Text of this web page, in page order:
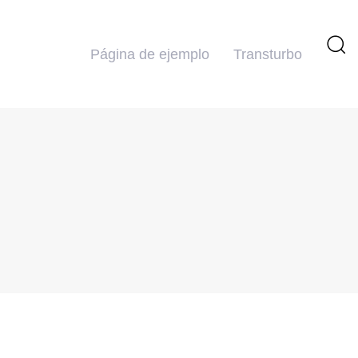
Página de ejemplo Transturbo